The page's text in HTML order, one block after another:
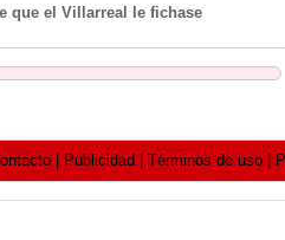
que el Villarreal le fichase
| Publicidad | Términos de uso |